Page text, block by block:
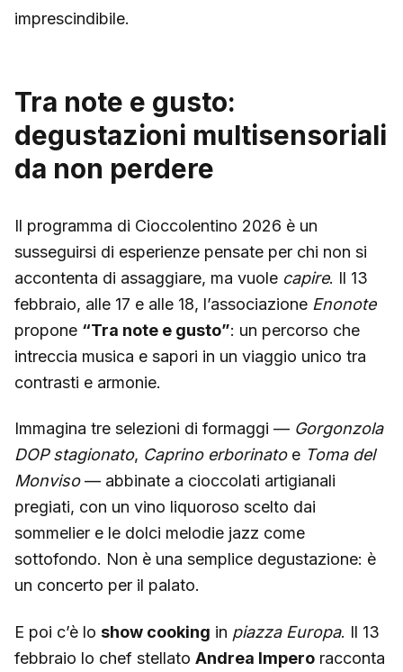
imprescindibile.
Tra note e gusto:
degustazioni multisensoriali
da non perdere
Il programma di Cioccolentino 2026 è un
susseguirsi di esperienze pensate per chi non si
accontenta di assaggiare, ma vuole capire. Il 13
febbraio, alle 17 e alle 18, l’associazione Enonote
propone “Tra note e gusto”: un percorso che
intreccia musica e sapori in un viaggio unico tra
contrasti e armonie.
Immagina tre selezioni di formaggi — Gorgonzola
DOP stagionato, Caprino erborinatoe Toma del
Monviso— abbinate a cioccolati artigianali
pregiati, con un vino liquoroso scelto dai
sommelier e le dolci melodie jazz come
sottofondo. Non è una semplice degustazione: è
un concerto per il palato.
E poi c’è lo show cooking in piazza Europa. Il 13
febbraio lo chef stellato Andrea Impero racconta